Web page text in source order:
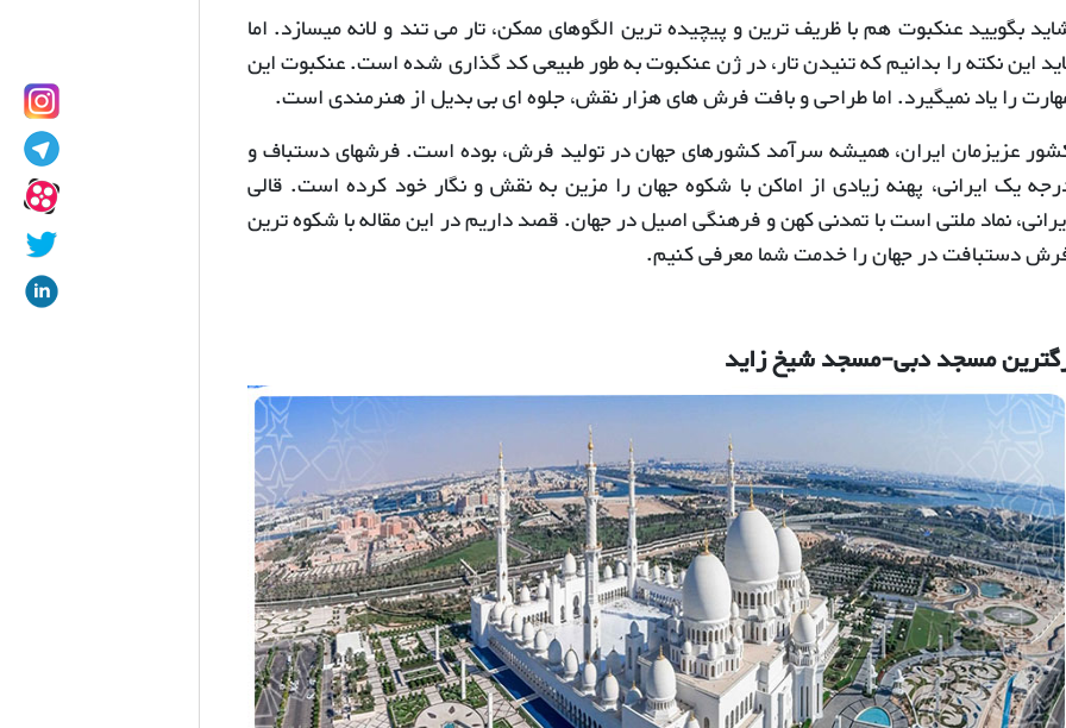
بگویید عنکبوت هم با ظریف ترین و پیچیده ترین الگوهای ممکن، تار می تند و لانه میسازد. اما
این نکته را بدانیم که تنیدن تار، در ژن عنکبوت به طور طبیعی کد گذاری شده است. عنکبوت این
را یاد نمیگیرد. اما طراحی و بافت فرش های هزار نقش، جلوه ای بی بدیل از هنرمندی است.
عزیزمان ایران، همیشه سرآمد کشورهای جهان در تولید فرش، بوده است. فرشهای دستباف و
یک ایرانی، پهنه زیادی از اماکن با شکوه جهان را مزین به نقش و نگار خود کرده است. قالی
نماد ملتی است با تمدنی کهن و فرهنگی اصیل در جهان. قصد داریم در این مقاله با شکوه ترین
دستبافت در جهان را خدمت شما معرفی کنیم.
مسجد دبی-مسجد شیخ زاید